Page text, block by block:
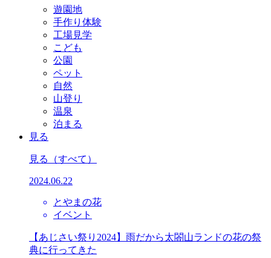
遊園地
手作り体験
工場見学
こども
公園
ペット
自然
山登り
温泉
泊まる
見る
見る （すべて）
2024.06.22
とやまの花
イベント
【あじさい祭り2024】雨だから太閤山ランドの花の祭
典に行ってきた